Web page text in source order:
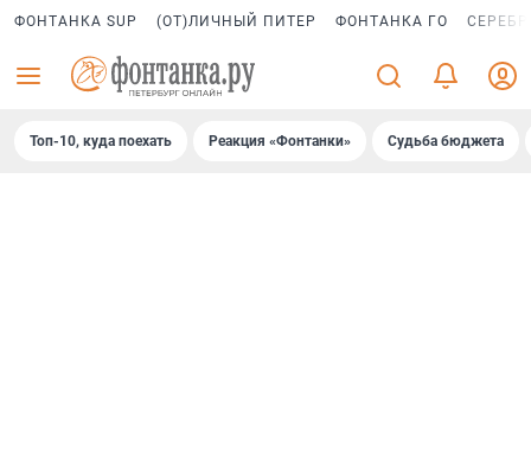
ФОНТАНКА SUP (ОТ)ЛИЧНЫЙ ПИТЕР ФОНТАНКА ГО
Топ-10, куда поехать Реакция «Фонтанки» Судьба бюджета